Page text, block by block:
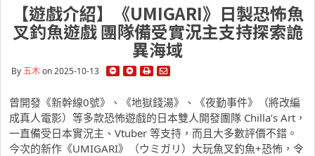
【遊戲介紹】《UMIGARI》日製恐怖魚
叉釣魚遊戲 團隊備受實況主支持探索詭
異海域
By五木on 2025-10-13
曾開發《新幹線0號》、《地獄錢湯》、《夜勤事件》（將改編
成真人電影）等多款恐怖遊戲的日本雙人開發團隊 Chilla’s Art，
一直備受日本實況主、Vtuber 等支持，而且大多數評價不錯。
今次的新作《UMIGARI》（ウミガリ）大玩魚叉釣魚+恐怖，令